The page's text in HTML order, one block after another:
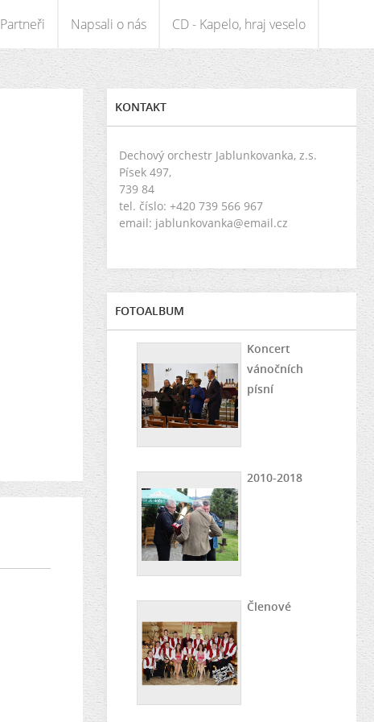
Partneři Napsali o nás CD - Kapelo, hraj veselo
KONTAKT
Dechový orchestr Jablunkovanka, z.s.
Písek 497,
739 84
tel. číslo: +420 739 566 967
email: jablunkovanka@email.cz
FOTOALBUM
Koncert
vánočních
písní
2010-2018
Členové